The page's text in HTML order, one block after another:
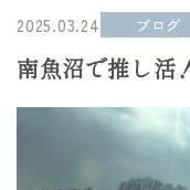
2025.03.24 ブログ
南魚沼で推し活